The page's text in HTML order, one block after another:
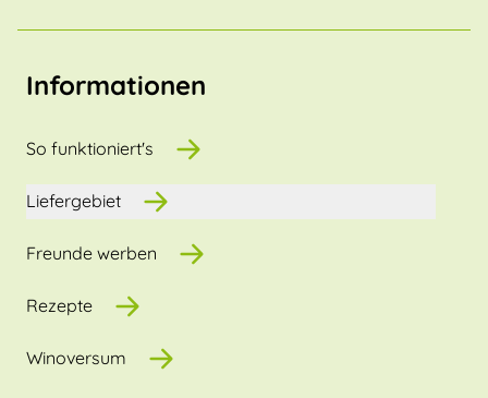
Informationen
So funktioniert's
Liefergebiet
Freunde werben
Rezepte
Winoversum